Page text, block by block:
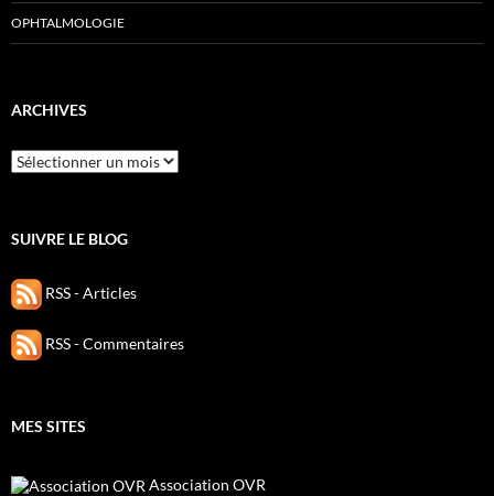
OPHTALMOLOGIE
ARCHIVES
Archives
SUIVRE LE BLOG
RSS - Articles
RSS - Commentaires
MES SITES
Association OVR